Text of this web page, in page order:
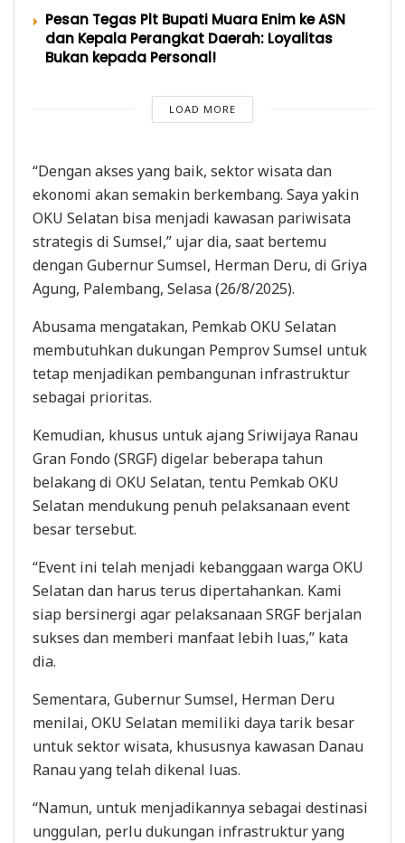
Pesan Tegas Plt Bupati Muara Enim ke ASN
dan Kepala Perangkat Daerah: Loyalitas
Bukan kepada Personal!
LOAD MORE
“Dengan akses yang baik, sektor wisata dan
ekonomi akan semakin berkembang. Saya yakin
OKU Selatan bisa menjadi kawasan pariwisata
strategis di Sumsel,” ujar dia, saat bertemu
dengan Gubernur Sumsel, Herman Deru, di Griya
Agung, Palembang, Selasa (26/8/2025).
Abusama mengatakan, Pemkab OKU Selatan
membutuhkan dukungan Pemprov Sumsel untuk
tetap menjadikan pembangunan infrastruktur
sebagai prioritas.
Kemudian, khusus untuk ajang Sriwijaya Ranau
Gran Fondo (SRGF) digelar beberapa tahun
belakang di OKU Selatan, tentu Pemkab OKU
Selatan mendukung penuh pelaksanaan event
besar tersebut.
“Event ini telah menjadi kebanggaan warga OKU
Selatan dan harus terus dipertahankan. Kami
siap bersinergi agar pelaksanaan SRGF berjalan
sukses dan memberi manfaat lebih luas,” kata
dia.
Sementara, Gubernur Sumsel, Herman Deru
menilai, OKU Selatan memiliki daya tarik besar
untuk sektor wisata, khususnya kawasan Danau
Ranau yang telah dikenal luas.
“Namun, untuk menjadikannya sebagai destinasi
unggulan, perlu dukungan infrastruktur yang